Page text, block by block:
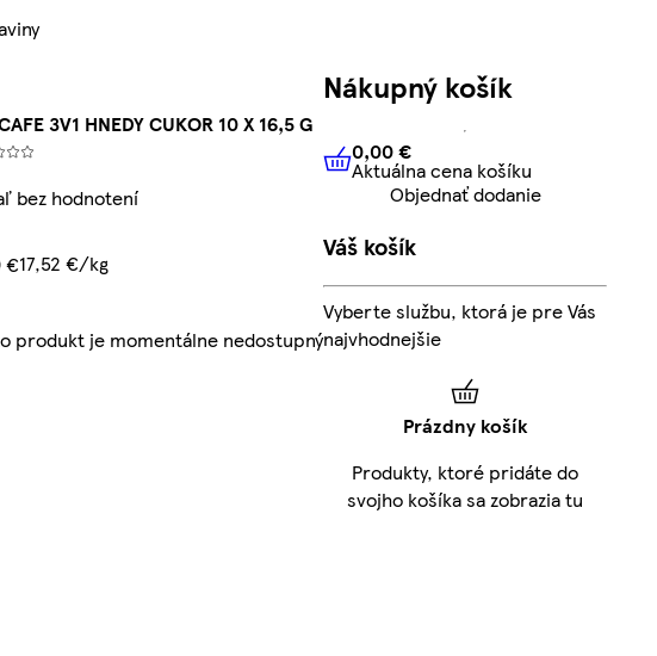
3V1 HNEDY CUKOR 10 X 16,5 G
bez hodnotení
€17,52 €/kg
produkt je momentálne nedostupný
Nákupný košík
0,00 € Aktuálna cena košíku
0,00 €
Aktuálna cena košíku
Objednať dodanie
Váš košík
Vyberte službu, ktorá je pre Vás
najvhodnejšie
Prázdny košík
Produkty, ktoré pridáte do
svojho košíka sa zobrazia tu